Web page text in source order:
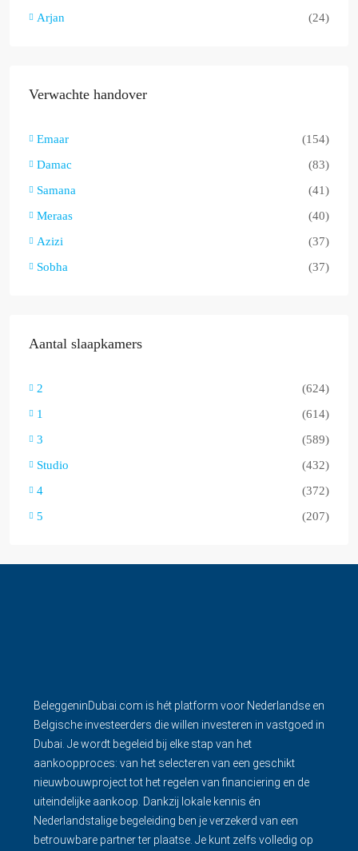
Arjan
(24)
Verwachte handover
Emaar
(154)
Damac
(83)
Samana
(41)
Meraas
(40)
Azizi
(37)
Sobha
(37)
Aantal slaapkamers
2
(624)
1
(614)
3
(589)
Studio
(432)
4
(372)
5
(207)
BeleggeninDubai.com is hét platform voor Nederlandse en
Belgische investeerders die willen investeren in vastgoed in
Dubai. Je wordt begeleid bij elke stap van het
aankoopproces: van het selecteren van een geschikt
nieuwbouwproject tot het regelen van financiering en de
uiteindelijke aankoop. Dankzij lokale kennis én
Nederlandstalige begeleiding ben je verzekerd van een
betrouwbare partner ter plaatse. Je kunt zelfs volledig op